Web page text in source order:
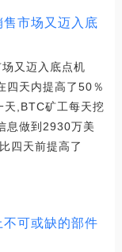
市场又迈入底
又迈入底点机
四天内提高了50％
天,BTC矿工每天挖
息做到2930万美
四天前提高了
可或缺的部件